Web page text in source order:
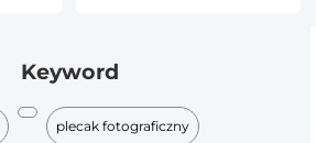
Keyword
plecak fotograficzny